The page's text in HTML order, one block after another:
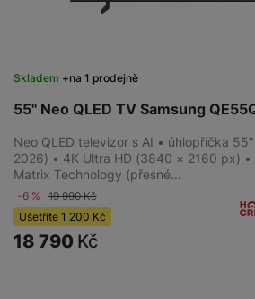
55" Neo QLED TV Samsung
Skladem na 1 prodejně
Neo QLED televizor s AI • úhlopříčka
2026) • 4K Ultra HD (3840 × 2160 px) •
Matrix Technology (přesné…
-6 % 19 990Kč
Ušetříte 1 200 Kč
18 790 Kč